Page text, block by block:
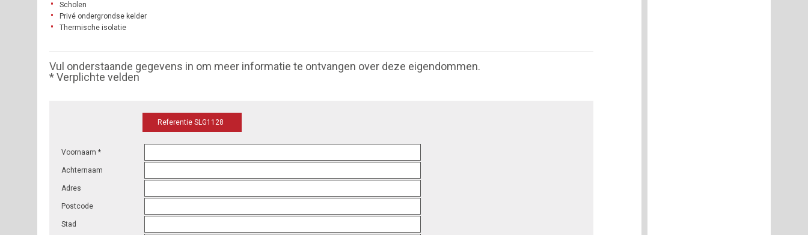
Scholen
Privé ondergrondse kelder
Thermische isolatie
Vul onderstaande gegevens in om meer informatie te ontvangen over deze eigendommen.
* Verplichte velden
Referentie SLG1128
Voornaam *
Achternaam
Adres
Postcode
Stad